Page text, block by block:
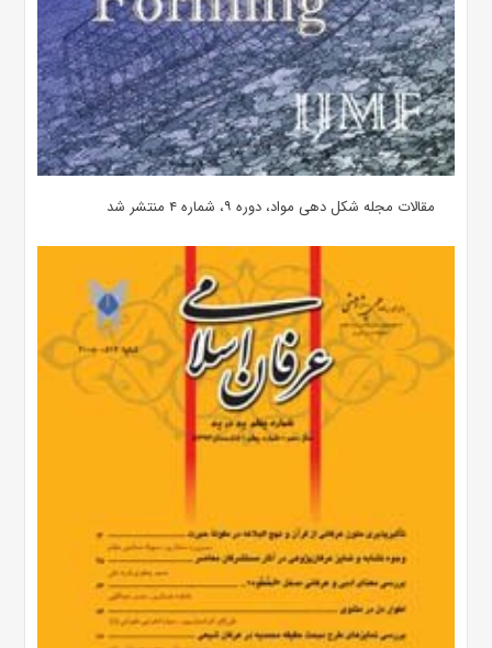
مقالات مجله شکل دهی مواد، دوره ۹، شماره ۴ منتشر شد